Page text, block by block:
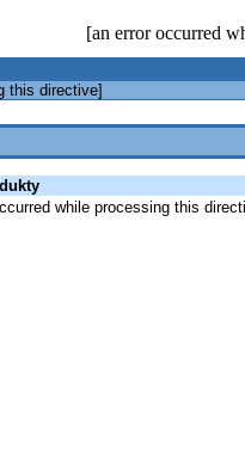
[an error occurred
this directive]
while processing this